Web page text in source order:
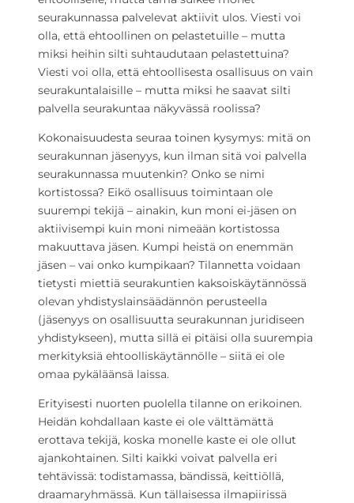
seurakunnassa palvelevat aktiivit ulos. Viesti voi
olla, että ehtoollinen on pelastetuille – mutta
miksi heihin silti suhtaudutaan pelastettuina?
Viesti voi olla, että ehtoollisesta osallisuus on vain
seurakuntalaisille – mutta miksi he saavat silti
palvella seurakuntaa näkyvässä roolissa?
Kokonaisuudesta seuraa toinen kysymys: mitä on
seurakunnan jäsenyys, kun ilman sitä voi palvella
seurakunnassa muutenkin? Onko se nimi
kortistossa? Eikö osallisuus toimintaan ole
suurempi tekijä – ainakin, kun moni ei-jäsen on
aktiivisempi kuin moni nimeään kortistossa
makuuttava jäsen. Kumpi heistä on enemmän
jäsen – vai onko kumpikaan? Tilannetta voidaan
tietysti miettiä seurakuntien kaksoiskäytännössä
olevan yhdistyslainsäädännön perusteella
(jäsenyys on osallisuutta seurakunnan juridiseen
yhdistykseen), mutta sillä ei pitäisi olla suurempia
merkityksiä ehtoolliskäytännölle – siitä ei ole
omaa pykäläänsä laissa.
Erityisesti nuorten puolella tilanne on erikoinen.
Heidän kohdallaan kaste ei ole välttämättä
erottava tekijä, koska monelle kaste ei ole ollut
ajankohtainen. Silti kaikki voivat palvella eri
tehtävissä: todistamassa, bändissä, keittiöllä,
draamaryhmässä. Kun tällaisessa ilmapiirissä